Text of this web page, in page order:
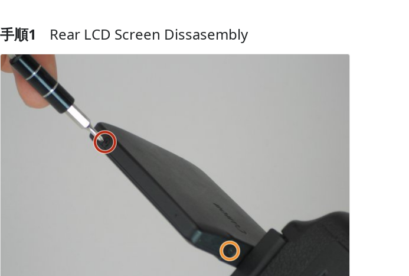
手順1 Rear LCD Screen Dissasembly